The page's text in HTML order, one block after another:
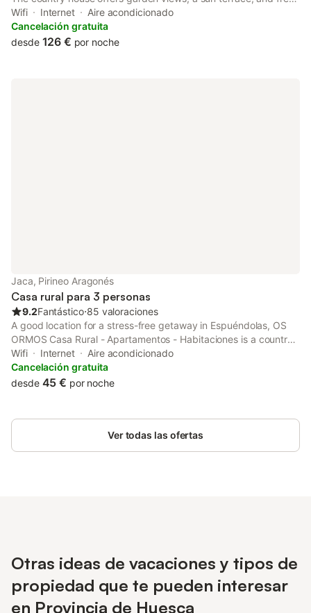
WiFi is available throughout the property.
Wifi Internet
Aire acondicionado
Cancelación gratuita
desde 126 € por noche
Jaca, Pirineo Aragonés
Casa rural para 3 personas
9.2Fantástico⋅85 valoraciones
A good location for a stress-free getaway in Espuéndolas, OS
ORMOS Casa Rural - Apartamentos - Habitaciones is a country
house surrounded by views of the garden.
Wifi Internet
Aire acondicionado
Cancelación gratuita
desde 45 € por noche
Ver todas las ofertas
Otras ideas de vacaciones y tipos de
propiedad que te pueden interesar
en Provincia de Huesca